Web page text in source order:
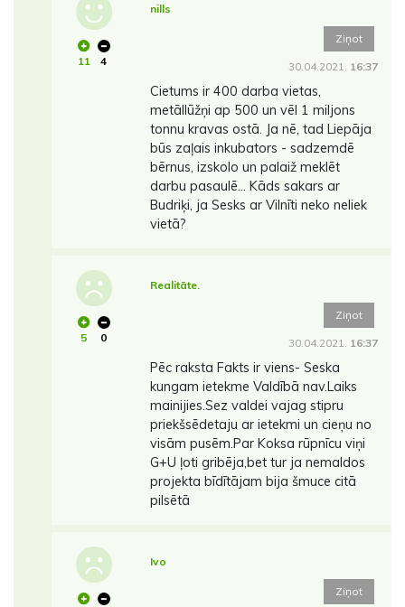
11 4
nills
Ziņot
30.04.2021. 16:37
Cietums ir 400 darba vietas,
metāllūžņi ap 500 un vēl 1 miljons
tonnu kravas ostā. Ja nē, tad Liepāja
būs zaļais inkubators - sadzemdē
bērnus, izskolo un palaiž meklēt
darbu pasaulē... Kāds sakars ar
Budriķi, ja Sesks ar Vilnīti neko neliek
vietā?
5 0
Realitāte.
Ziņot
30.04.2021. 16:37
Pēc raksta Fakts ir viens- Seska
kungam ietekme Valdībā nav.Laiks
mainijies.Sez valdei vajag stipru
priekšsēdetaju ar ietekmi un cieņu no
visām pusēm.Par Koksa rūpnīcu viņi
G+U ļoti gribēja,bet tur ja nemaldos
projekta bīdītājam bija šmuce citā
pilsētā
Ivo
Ziņot